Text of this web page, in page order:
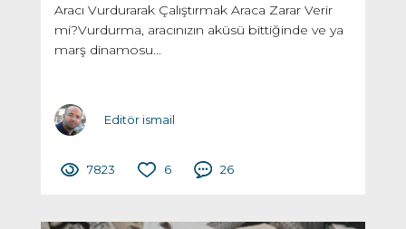
Aracı Vurdurarak Çalıştırmak Araca Zarar Verir
mi?Vurdurma, aracınızın aküsü bittiğinde ve ya
marş dinamosu...
Editör ismail
7823 6 26